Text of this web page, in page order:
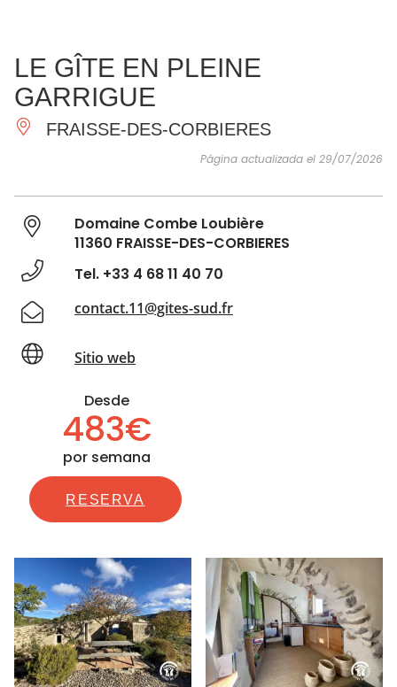
IMPRESCINDIBLES
HACER
INSPIRACIONES
LE GÎTE EN PLEINE
GARRIGUE
FRAISSE-DES-CORBIERES
Página actualizada el 29/07/2026
Domaine Combe Loubière
11360 FRAISSE-DES-CORBIERES
Tel. +33 4 68 11 40 70
contact.11@gites-sud.fr
Sitio web
Desde
483€
por semana
RESERVA